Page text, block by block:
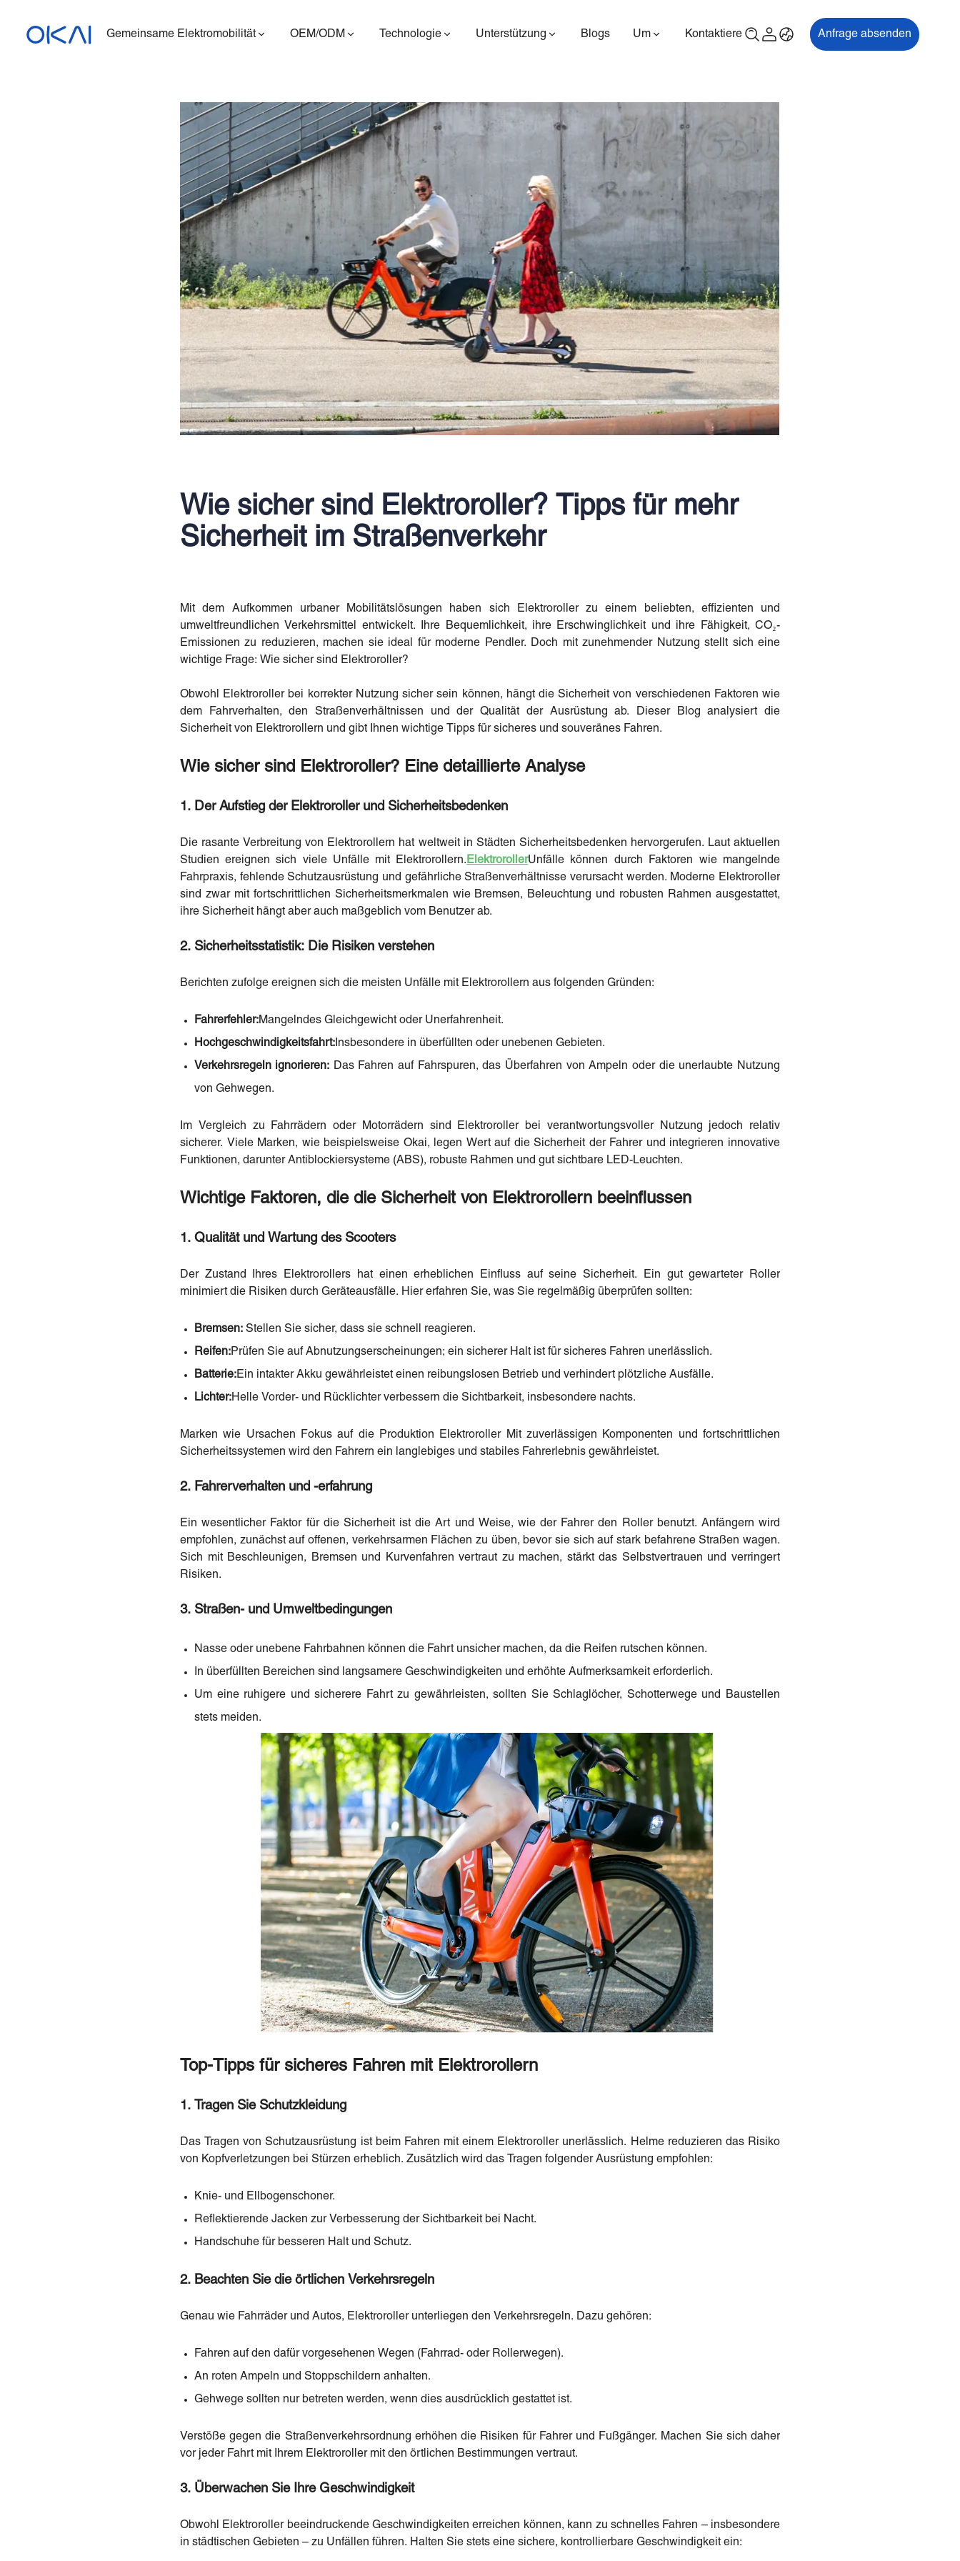
Gemeinsame Elektromobilität OEM/ODM Technologie Unterstützung Blogs Um Kontaktiere uns
ES400A ES410 ES600P ES700
Anfrage absenden
Wie sicher sind Elektroroller? Tipps für mehr
Sicherheit im Straßenverkehr
Mit dem Aufkommen urbaner Mobilitätslösungen haben sich Elektroroller zu einem beliebten, effizienten und
umweltfreundlichen Verkehrsmittel entwickelt. Ihre Bequemlichkeit, ihre Erschwinglichkeit und ihre Fähigkeit, CO₂-
Emissionen zu reduzieren, machen sie ideal für moderne Pendler. Doch mit zunehmender Nutzung stellt sich eine
wichtige Frage: Wie sicher sind Elektroroller?
Obwohl Elektroroller bei korrekter Nutzung sicher sein können, hängt die Sicherheit von verschiedenen Faktoren wie
dem Fahrverhalten, den Straßenverhältnissen und der Qualität der Ausrüstung ab. Dieser Blog analysiert die
Sicherheit von Elektrorollern und gibt Ihnen wichtige Tipps für sicheres und souveränes Fahren.
Wie sicher sind Elektroroller? Eine detaillierte Analyse
1. Der Aufstieg der Elektroroller und Sicherheitsbedenken
Die rasante Verbreitung von Elektrorollern hat weltweit in Städten Sicherheitsbedenken hervorgerufen. Laut aktuellen
Studien ereignen sich viele Unfälle mit Elektrorollern. ElektrorollerUnfälle können durch Faktoren wie mangelnde
Fahrpraxis, fehlende Schutzausrüstung und gefährliche Straßenverhältnisse verursacht werden. Moderne Elektroroller
sind zwar mit fortschrittlichen Sicherheitsmerkmalen wie Bremsen, Beleuchtung und robusten Rahmen ausgestattet,
ihre Sicherheit hängt aber auch maßgeblich vom Benutzer ab.
2. Sicherheitsstatistik: Die Risiken verstehen
Berichten zufolge ereignen sich die meisten Unfälle mit Elektrorollern aus folgenden Gründen:
Fahrerfehler: Mangelndes Gleichgewicht oder Unerfahrenheit.
Hochgeschwindigkeitsfahrt: Insbesondere in überfüllten oder unebenen Gebieten.
Verkehrsregeln ignorieren: Das Fahren auf Fahrspuren, das Überfahren von Ampeln oder die unerlaubte Nutzung
von Gehwegen.
Im Vergleich zu Fahrrädern oder Motorrädern sind Elektroroller bei verantwortungsvoller Nutzung jedoch relativ
sicherer. Viele Marken, wie beispielsweise Okai, legen Wert auf die Sicherheit der Fahrer und integrieren innovative
Funktionen, darunter Antiblockiersysteme (ABS), robuste Rahmen und gut sichtbare LED-Leuchten.
Wichtige Faktoren, die die Sicherheit von Elektrorollern beeinflussen
1. Qualität und Wartung des Scooters
Der Zustand Ihres Elektrorollers hat einen erheblichen Einfluss auf seine Sicherheit. Ein gut gewarteter Roller
minimiert die Risiken durch Geräteausfälle. Hier erfahren Sie, was Sie regelmäßig überprüfen sollten:
Bremsen: Stellen Sie sicher, dass sie schnell reagieren.
Reifen: Prüfen Sie auf Abnutzungserscheinungen; ein sicherer Halt ist für sicheres Fahren unerlässlich.
Batterie: Ein intakter Akku gewährleistet einen reibungslosen Betrieb und verhindert plötzliche Ausfälle.
Lichter:Helle Vorder- und Rücklichter verbessern die Sichtbarkeit, insbesondere nachts.
Marken wie Ursachen Fokus auf die Produktion Elektroroller Mit zuverlässigen Komponenten und fortschrittlichen
Sicherheitssystemen wird den Fahrern ein langlebiges und stabiles Fahrerlebnis gewährleistet.
2. Fahrerverhalten und -erfahrung
Ein wesentlicher Faktor für die Sicherheit ist die Art und Weise, wie der Fahrer den Roller benutzt. Anfängern wird
empfohlen, zunächst auf offenen, verkehrsarmen Flächen zu üben, bevor sie sich auf stark befahrene Straßen wagen.
Sich mit Beschleunigen, Bremsen und Kurvenfahren vertraut zu machen, stärkt das Selbstvertrauen und verringert
Risiken.
3. Straßen- und Umweltbedingungen
Nasse oder unebene Fahrbahnen können die Fahrt unsicher machen, da die Reifen rutschen können.
In überfüllten Bereichen sind langsamere Geschwindigkeiten und erhöhte Aufmerksamkeit erforderlich.
Um eine ruhigere und sicherere Fahrt zu gewährleisten, sollten Sie Schlaglöcher, Schotterwege und Baustellen
stets meiden.
Top-Tipps für sicheres Fahren mit Elektrorollern
1. Tragen Sie Schutzkleidung
Das Tragen von Schutzausrüstung ist beim Fahren mit einem Elektroroller unerlässlich. Helme reduzieren das Risiko
von Kopfverletzungen bei Stürzen erheblich. Zusätzlich wird das Tragen folgender Ausrüstung empfohlen:
Knie- und Ellbogenschoner.
Reflektierende Jacken zur Verbesserung der Sichtbarkeit bei Nacht.
Handschuhe für besseren Halt und Schutz.
2. Beachten Sie die örtlichen Verkehrsregeln
Genau wie Fahrräder und Autos, Elektroroller unterliegen den Verkehrsregeln. Dazu gehören:
Fahren auf den dafür vorgesehenen Wegen (Fahrrad- oder Rollerwegen).
An roten Ampeln und Stoppschildern anhalten.
Gehwege sollten nur betreten werden, wenn dies ausdrücklich gestattet ist.
Verstöße gegen die Straßenverkehrsordnung erhöhen die Risiken für Fahrer und Fußgänger. Machen Sie sich daher
vor jeder Fahrt mit Ihrem Elektroroller mit den örtlichen Bestimmungen vertraut.
3. Überwachen Sie Ihre Geschwindigkeit
Obwohl Elektroroller beeindruckende Geschwindigkeiten erreichen können, kann zu schnelles Fahren – insbesondere
in städtischen Gebieten – zu Unfällen führen. Halten Sie stets eine sichere, kontrollierbare Geschwindigkeit ein: